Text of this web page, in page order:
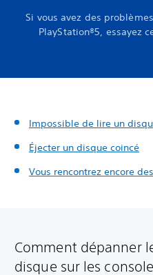
Si vous avez des
PlayStation®5, essayez
Impossible de lire un
Éjecter un disque coincé
Vous rencontrez encore
Comment dépanner
disque sur les